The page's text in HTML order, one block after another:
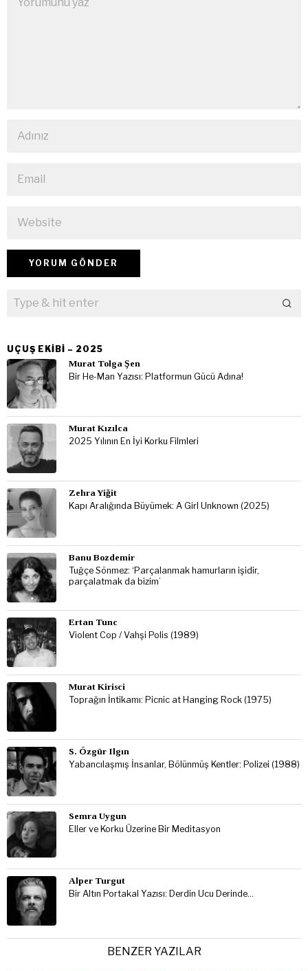
UÇUŞ EKIBI – 2025
Murat Tolga Şen
Bir He-Man Yazısı: Platformun Gücü Adına!
Murat Kızılca
2025 Yılının En İyi Korku Filmleri
Zehra Yiğit
Kapı Aralığında Büyümek: A Girl Unknown (2025)
Banu Bozdemir
Tuğçe Sönmez: ‘Parçalanmak hamurların işidir,
parçalatmak da bizim’
Ertan Tunc
Violent Cop / Vahşi Polis (1989)
Murat Kirisci
Toprağın İntikamı: Picnic at Hanging Rock (1975)
S. Özgür Ilgın
Yabancılaşmış İnsanlar, Bölünmüş Kentler: Polizei (1988)
Semra Uygun
Eller ve Korku Üzerine Bir Meditasyon
Alper Turgut
Bir Altın Portakal Yazısı: Derdin Ucu Derinde…
BENZER YAZILAR